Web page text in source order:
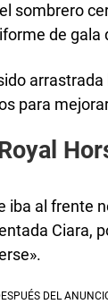
sombrero
de gala
para
iba al frente
Ciara,